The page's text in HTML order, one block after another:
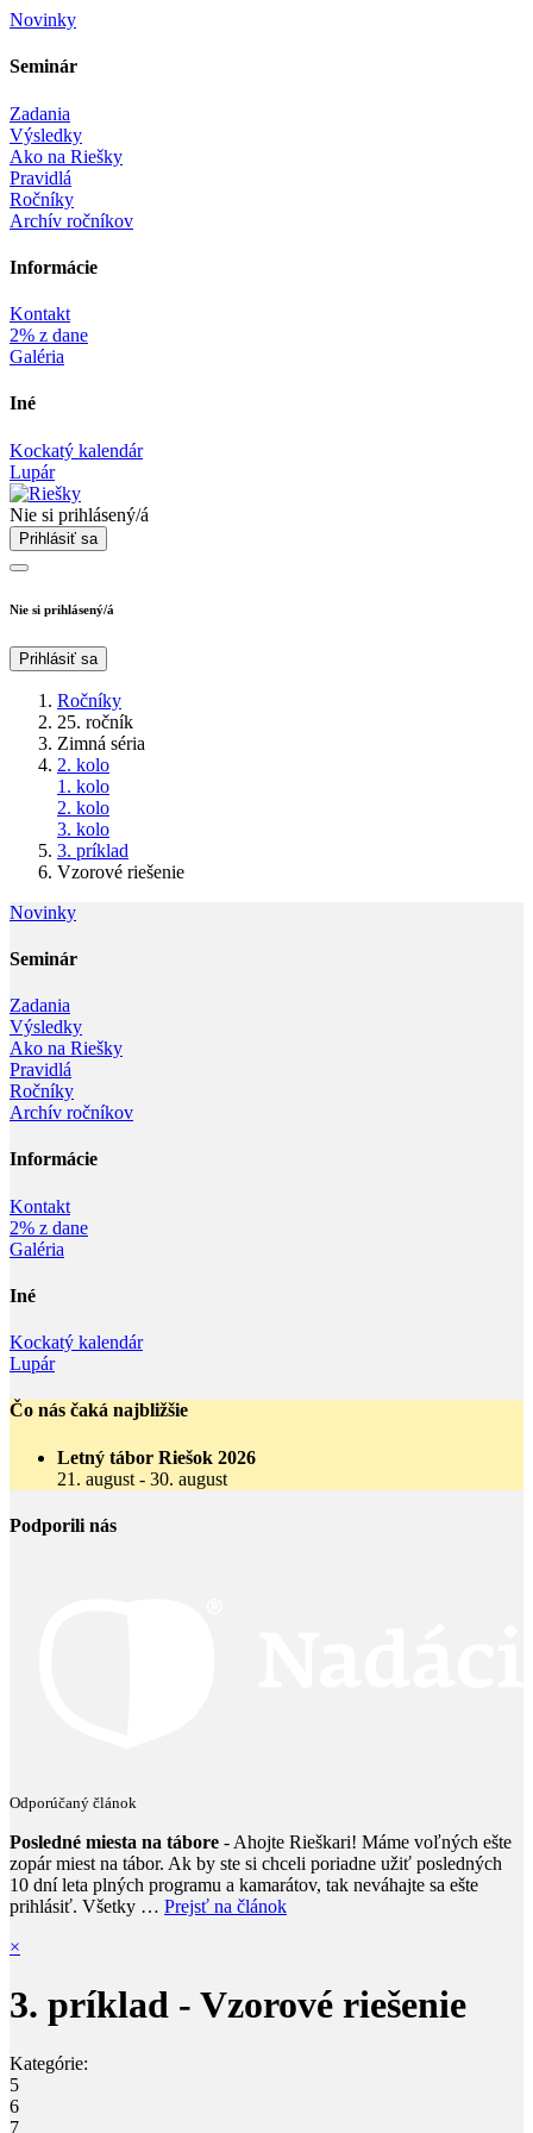
Novinky
Seminár‎
Zadania
Výsledky
Ako na Riešky
Pravidlá
Ročníky
Archív ročníkov
Informácie‎
Kontakt
2% z dane
Galéria
Iné
Kockatý kalendár
Lupár
Nie si prihlásený/á
Prihlásiť sa
Nie si prihlásený/á
Prihlásiť sa
Ročníky
25. ročník
Zimná séria
2. kolo
1. kolo
2. kolo
3. kolo
3. príklad
Vzorové riešenie
Novinky
Seminár‎
Zadania
Výsledky
Ako na Riešky
Pravidlá
Ročníky
Archív ročníkov
Informácie‎
Kontakt
2% z dane
Galéria
Iné
Kockatý kalendár
Lupár
Čo nás čaká najbližšie
Letný tábor Riešok 2026
21. august - 30. august
Podporili nás
Odporúčaný článok
Posledné miesta na tábore - Ahojte Rieškari! Máme voľných ešte
zopár miest na tábor. Ak by ste si chceli poriadne užiť posledných
10 dní leta plných programu a kamarátov, tak neváhajte sa ešte
prihlásiť. Všetky … Prejsť na článok
×
3. príklad - Vzorové riešenie
Kategórie:
5
6
7